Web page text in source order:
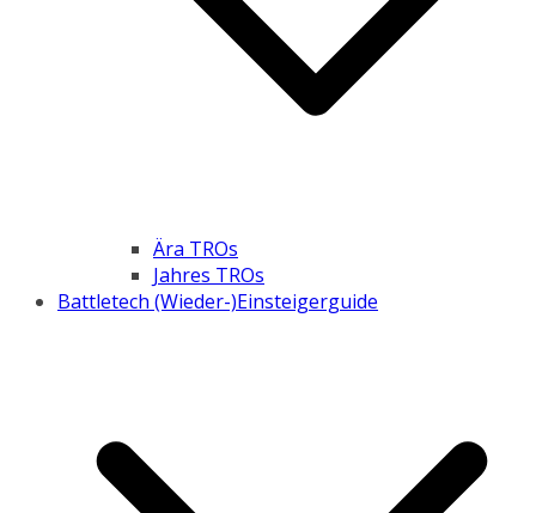
Ära TROs
Jahres TROs
Battletech (Wieder-)Einsteigerguide